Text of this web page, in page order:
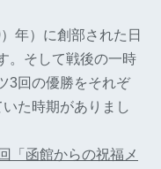
年）に創部された日
。そして戦後の一時
3回の優勝をそれぞ
た時期がありまし
「函館からの祝福メ